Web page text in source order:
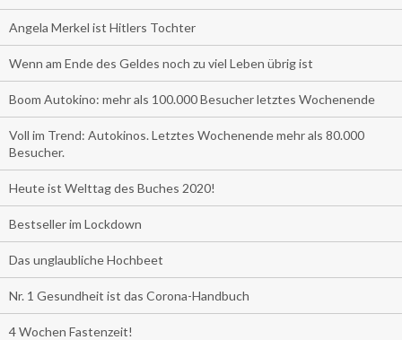
Angela Merkel ist Hitlers Tochter
Wenn am Ende des Geldes noch zu viel Leben übrig ist
Boom Autokino: mehr als 100.000 Besucher letztes Wochenende
Voll im Trend: Autokinos. Letztes Wochenende mehr als 80.000
Besucher.
Heute ist Welttag des Buches 2020!
Bestseller im Lockdown
Das unglaubliche Hochbeet
Nr. 1 Gesundheit ist das Corona-Handbuch
4 Wochen Fastenzeit!